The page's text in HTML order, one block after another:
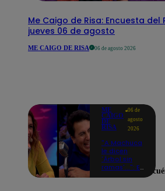
Me Caigo de Risa: Encuesta del
jueves 06 de agosto
ME CAIGO DE RISA 06 de agosto 2026
ME
CAIGO
DE
RISA
06 de
agosto
2026
"A Machuca
le dicen
'Árbol sin
ramas'...": El